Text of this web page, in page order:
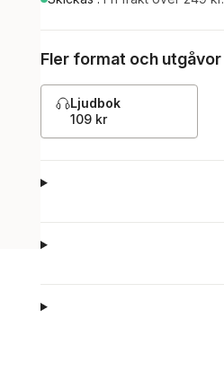
Fler format och utgåvor
Ljudbok
109 kr